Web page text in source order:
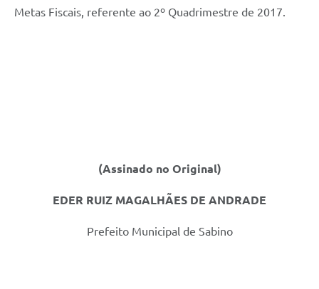
Metas Fiscais, referente ao 2º Quadrimestre de 2017.
(Assinado no Original)
EDER RUIZ MAGALHÃES DE ANDRADE
Prefeito Municipal de Sabino